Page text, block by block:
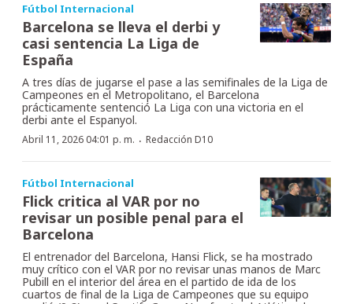
Fútbol Internacional
Barcelona se lleva el derbi y
casi sentencia La Liga de
España
A tres días de jugarse el pase a las semifinales de la Liga de
Campeones en el Metropolitano, el Barcelona
prácticamente sentenció La Liga con una victoria en el
derbi ante el Espanyol.
Abril 11, 2026 04:01 p. m. · Redacción D10
Fútbol Internacional
Flick critica al VAR por no
revisar un posible penal para el
Barcelona
El entrenador del Barcelona, Hansi Flick, se ha mostrado
muy crítico con el VAR por no revisar unas manos de Marc
Pubill en el interior del área en el partido de ida de los
cuartos de final de la Liga de Campeones que su equipo